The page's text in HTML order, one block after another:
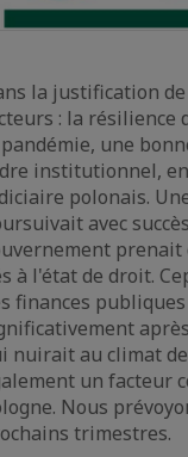
la justification
: la résilience
une
institutionnel,
polonais.
avec
à l'état de droit.
finances
nuirait au climat
un facteur
Nous
trimestres.